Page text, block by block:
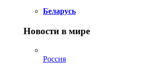
Беларусь
Новости в мире
Россия